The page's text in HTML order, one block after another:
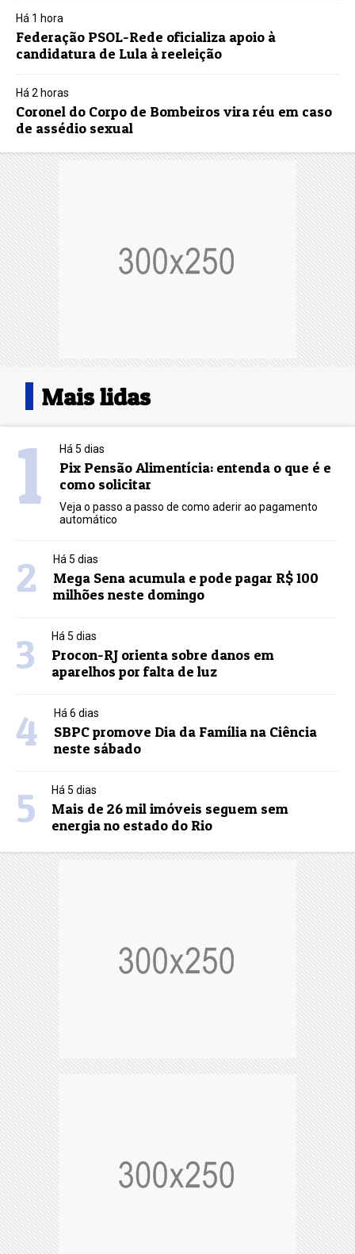
Há 1 hora
Federação PSOL-Rede oficializa apoio à
candidatura de Lula à reeleição
Há 2 horas
Coronel do Corpo de Bombeiros vira réu em caso
de assédio sexual
Mais lidas
1 Há 5 dias
Pix Pensão Alimentícia: entenda o que é e
como solicitar
Veja o passo a passo de como aderir ao pagamento
automático
2 Há 5 dias
Mega Sena acumula e pode pagar R$ 100
milhões neste domingo
3 Há 5 dias
Procon-RJ orienta sobre danos em
aparelhos por falta de luz
4 Há 6 dias
SBPC promove Dia da Família na Ciência
neste sábado
5 Há 5 dias
Mais de 26 mil imóveis seguem sem
energia no estado do Rio